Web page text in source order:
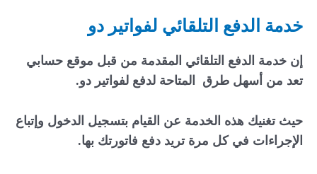
خدمة الدفع التلقائي لفواتير دو
إن خدمة الدفع التلقائي المقدمة من قبل موقع حسابي
تعد من أسهل طرق المتاحة لدفع لفواتير دو.
حيث تغنيك هذه الخدمة عن القيام بتسجيل الدخول وإتباع
الإجراءات في كل مرة تريد دفع فاتورتك بها.